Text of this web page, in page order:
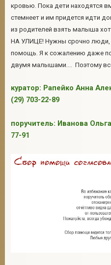
кровью. Пока дети находятся
стемнеет и им придется идти
из родителей взять малыша
НА УЛИЦЕ! Нужны срочно люди,
помощь. Я к сожалению даже
двумя малышами.... Поэтому
куратор: Рапейко Анна
(29) 703-22-89
поручитель: Иванова
77-91